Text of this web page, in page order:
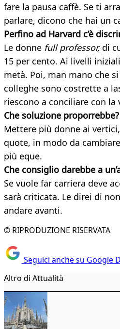
fare la pausa caffè. Se ti
parlare, dicono che hai un
Perfino ad Harvard c’è
Le donne full professor,di
15 per cento. Ai livelli
metà. Poi, man mano che
colleghe sono costrette a
riescono a conciliare con la
Che soluzione proporrebbe?
Mettere più donne ai
quote, in modo da
più eque.
Che consiglio darebbe a
Se vuole far carriera deve
sarà criticata. Le direi di
andare avanti.
© RIPRODUZIONE RISERVATA
Seguici anche su Google
Altro di Attualità